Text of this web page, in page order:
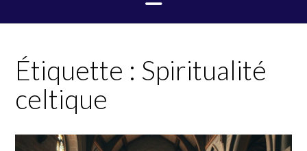
Étiquette : Spiritualité
celtique